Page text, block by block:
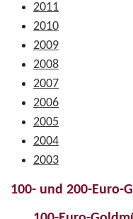
2011
2010
2009
2008
2007
2006
2005
2004
2003
100- und 200-Euro-